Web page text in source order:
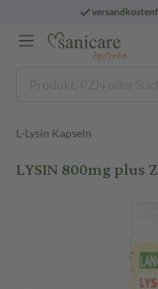
L-Lysin Kapseln
LYSIN 800mg plus